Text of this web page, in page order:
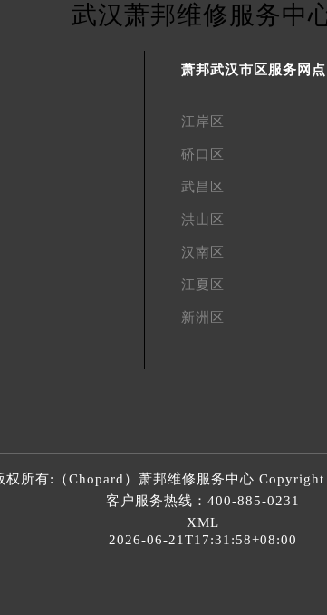
武汉萧邦维修服务中
萧邦武汉市区服务网点
江岸区
硚口区
武昌区
洪山区
汉南区
江夏区
新洲区
权所有:（Chopard） 萧邦维修服务中心
客户服务热线： 400-885-0231
XML
2026-06-21T17:31:58+08:00